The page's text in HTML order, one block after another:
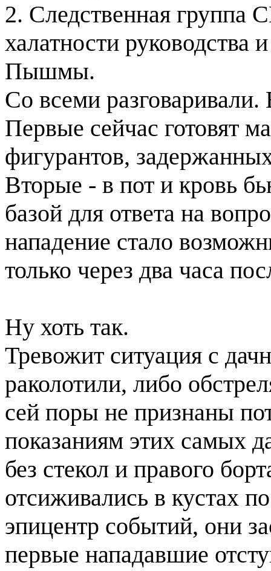
2. Следственная группа
халатности
Пышмы.
Со всеми
Первые сейчас готовят
фигурантов,
Вторые - в пот и кровь
базой для ответа на
нападение стало
только через два часа
Ну хоть так.
Тревожит ситуация с
раколотили, либо
сей поры не признаны
показаниям этих самых
без стекол и правого
отсиживались в кустах
эпицентр событий, они
первые нападавшие